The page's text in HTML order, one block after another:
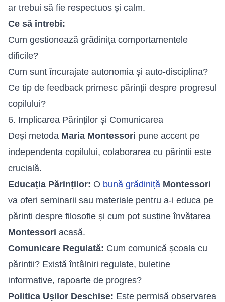
ar trebui să fie respectuos și calm.
Ce să întrebi:
Cum gestionează grădinița comportamentele
dificile?
Cum sunt încurajate autonomia și auto-disciplina?
Ce tip de feedback primesc părinții despre progresul
copilului?
6. Implicarea Părinților și Comunicarea
Deși metoda Maria Montessori pune accent pe
independența copilului, colaborarea cu părinții este
crucială.
Educația Părinților: O bună grădiniță Montessori
va oferi seminarii sau materiale pentru a-i educa pe
părinți despre filosofie și cum pot susține învățarea
Montessori acasă.
Comunicare Regulată: Cum comunică școala cu
părinții? Există întâlniri regulate, buletine
informative, rapoarte de progres?
Politica Ușilor Deschise: Este permisă observarea